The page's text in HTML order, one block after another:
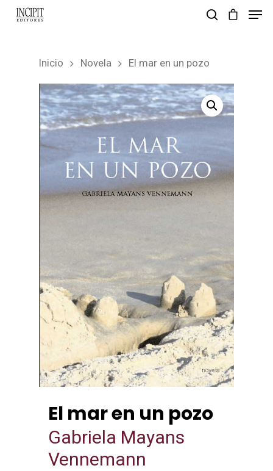
Inicio Novela El mar en un pozo
El mar en un pozo
Gabriela Mayans
Vennemann